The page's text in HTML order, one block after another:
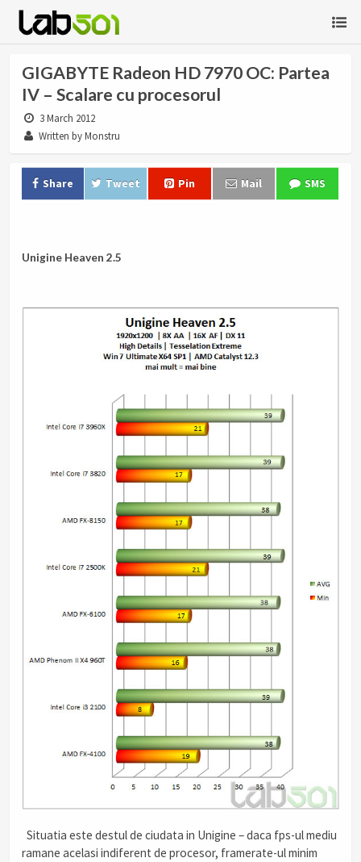
GIGABYTE Radeon HD 7970 OC: Partea
IV – Scalare cu procesorul
3 March 2012
Written by Monstru
Share Tweet Pin Mail SMS
Unigine Heaven 2.5
Situatia este destul de ciudata in Unigine – daca fps-ul mediu
ramane acelasi indiferent de procesor, framerate-ul minim